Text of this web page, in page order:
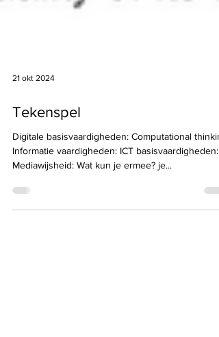
Tekenspel
Digitale basisvaardigheden: Computational
Informatie vaardigheden: ICT basisvaardigheden:
Mediawijsheid: Wat kun je ermee? je...